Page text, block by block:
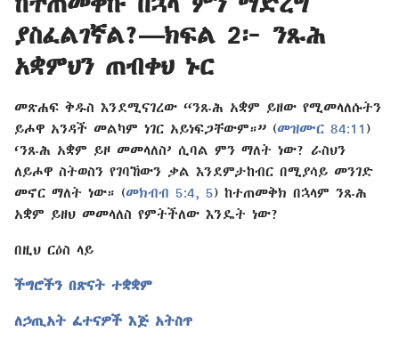
ያስፈልገኛል?—ክፍል 2፦ ንጹሕ
አቋምህን ጠብቀህ ኑር
መጽሐፍ ቅዱስ እንደሚናገረው “ንጹሕ አቋም ይዘው የሚመላለሱትን
ይሖዋ አንዳች መልካም ነገር አይነፍጋቸውም።” (መዝሙር 84:11 )
‘ንጹሕ አቋም ይዞ መመላለስ’ ሲባል ምን ማለት ነው? ራስህን
ለይሖዋ ስትወስን የገባኸውን ቃል እንደምታከብር በሚያሳይ መንገድ
መኖር ማለት ነው። (መክብብ 5:4, 5) ከተጠመቅክ በኋላም ንጹሕ
አቋም ይዘህ መመላለስ የምትችለው እንዴት ነው?
በዚህ ርዕስ ላይ
ችግሮችን በጽናት ተቋቋም
ለኃጢአት ፈተናዎች እጅ አትስጥ